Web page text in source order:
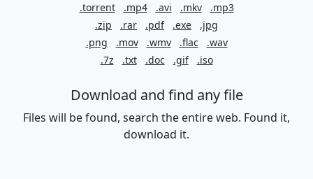
.torrent .mp4 .avi .mkv
.mp3
.zip
.rar .pdf .exe
.jpg
.png
.mov .wmv .flac
.wav
.7z
.txt .doc .gif .iso
Download and find any file
Files will be found, search the entire web. Found it,
download it.